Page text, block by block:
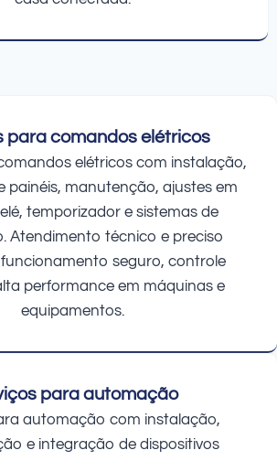
para comandos elétricos
elétricos com instalação,
painéis, manutenção, ajustes em
temporizador e sistemas de
Atendimento técnico e preciso
seguro, controle
performance em máquinas e
equipamentos.
para automação
automação com instalação,
e integração de dispositivos